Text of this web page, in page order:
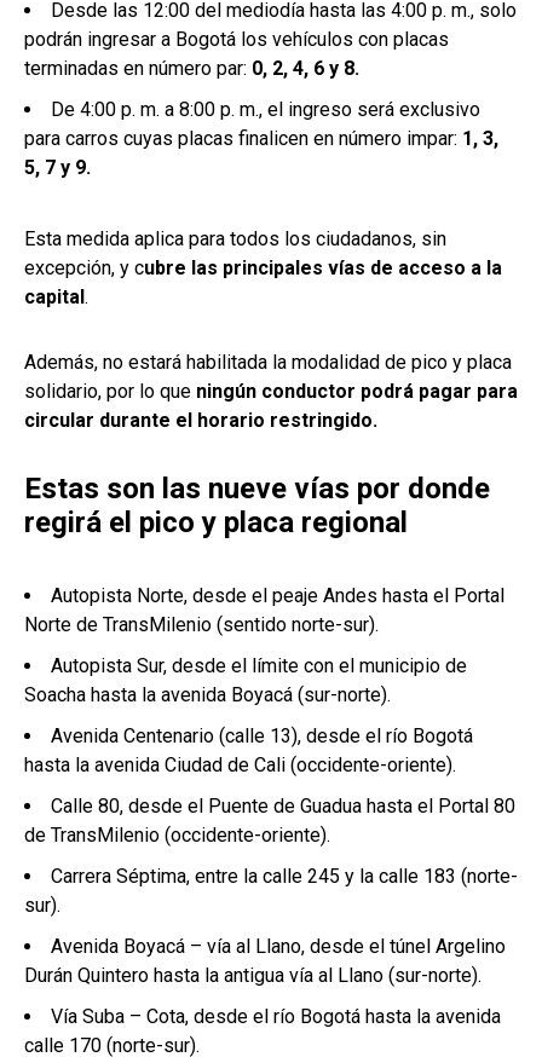
Desde las 12:00 del mediodía hasta las 4:00 p. m., solo
podrán ingresar a Bogotá los vehículos con placas
terminadas en número par: 0, 2, 4, 6 y 8.
De 4:00 p. m. a 8:00 p. m., el ingreso será exclusivo
para carros cuyas placas finalicen en número impar: 1, 3,
5, 7 y 9.
Esta medida aplica para todos los ciudadanos, sin
excepción, y cubre las principales vías de acceso a la
capital .
Además, no estará habilitada la modalidad de pico y placa
solidario, por lo que ningún conductor podrá pagar para
circular durante el horario restringido.
Estas son las nueve vías por donde
regirá el pico y placa regional
Autopista Norte, desde el peaje Andes hasta el Portal
Norte de TransMilenio (sentido norte-sur).
Autopista Sur, desde el límite con el municipio de
Soacha hasta la avenida Boyacá (sur-norte).
Avenida Centenario (calle 13), desde el río Bogotá
hasta la avenida Ciudad de Cali (occidente-oriente).
Calle 80, desde el Puente de Guadua hasta el Portal 80
de TransMilenio (occidente-oriente).
Carrera Séptima, entre la calle 245 y la calle 183 (norte-
sur).
Avenida Boyacá – vía al Llano, desde el túnel Argelino
Durán Quintero hasta la antigua vía al Llano (sur-norte).
Vía Suba – Cota, desde el río Bogotá hasta la avenida
calle 170 (norte-sur).